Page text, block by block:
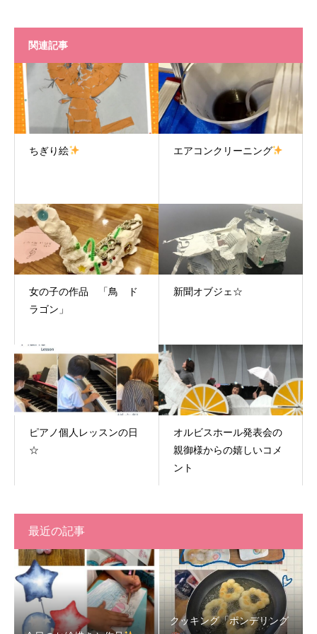
関連記事
ちぎり絵 エアコンクリーニング
女の子の作品 「鳥 ド
ラゴン」
新聞オブジェ☆
ピアノ個人レッスンの日
☆
オルビスホール発表会の
親御様からの嬉しいコメ
ント
最近の記事
クッキング「ポンデリング